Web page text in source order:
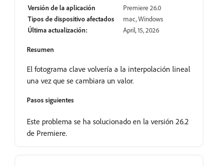
Versión de la aplicación
Premiere 26.0
Tipos de dispositivo afectados
mac, Windows
Última actualización:
April, 15, 2026
Resumen
El fotograma clave volvería a la interpolación lineal
una vez que se cambiara un valor.
Pasos siguientes
Este problema se ha solucionado en la versión 26.2
de Premiere.